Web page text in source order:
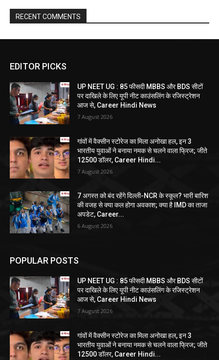
RECENT COMMENTS
EDITOR PICKS
UP NEET UG : 85 फीसदी MBBS और BDS सीटों
पर दाखिले के लिए यूपी नीट काउंसलिंग के रजिस्ट्रेशन
आज से, Career Hindi News
7 August 2026
गांवों में वैक्सीन स्टोरेज का मिला अनोखा हल, इन 3
भारतीय युवाओं ने बनाया नमक से चलने वाला फ्रिज; जीते
12500 डॉलर, Career Hindi...
7 August 2026
7 अगस्त को बंद रहेंगे दिल्ली-NCR के स्कूल? भारी बारिश
की वजह से क्या कल होगा अवकाश; क्या है IMD का ताजा
अपडेट, Career...
6 August 2026
POPULAR POSTS
UP NEET UG : 85 फीसदी MBBS और BDS सीटों
पर दाखिले के लिए यूपी नीट काउंसलिंग के रजिस्ट्रेशन
आज से, Career Hindi News
7 August 2026
गांवों में वैक्सीन स्टोरेज का मिला अनोखा हल, इन 3
भारतीय युवाओं ने बनाया नमक से चलने वाला फ्रिज; जीते
12500 डॉलर, Career Hindi...